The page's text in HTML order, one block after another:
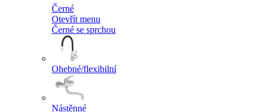
Černé
Otevřít menu
Černé se sprchou
Ohebné/flexibilní
Nástěnné